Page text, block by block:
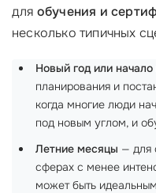
для обучения и
несколько типичных
Новый год или начало
планирования и
когда многие люди
под новым углом, и
Летние месяцы — для
сферах с менее
может быть